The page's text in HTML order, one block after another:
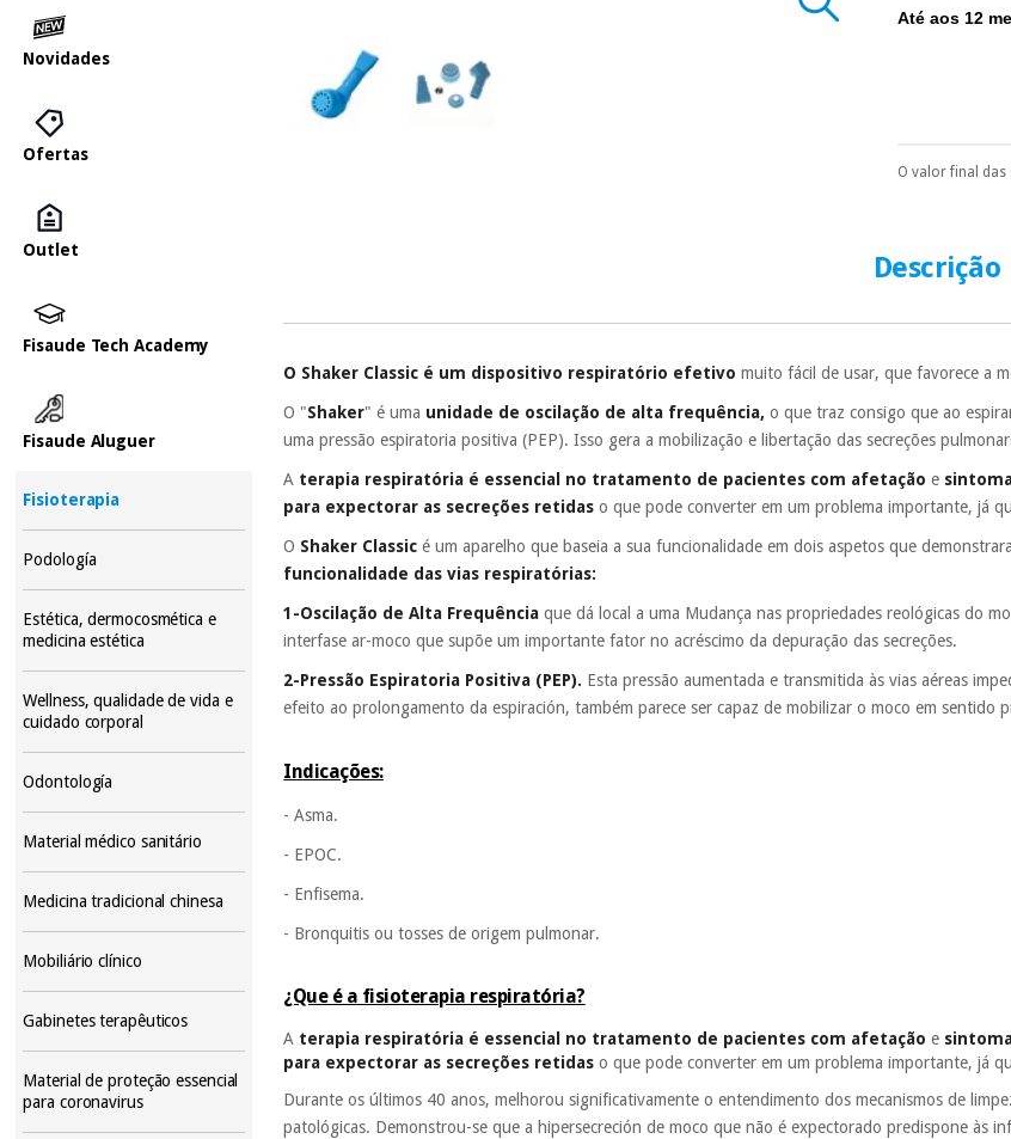
Novidades
Ofertas
Outlet
Fisaude Tech Academy
Fisaude Aluguer
Fisioterapia
Podología
Estética, dermocosmética e
medicina estética
Wellness, qualidade de vida e
cuidado corporal
Odontología
Material médico sanitário
Medicina tradicional chinesa
Mobiliário clínico
Gabinetes terapêuticos
Material de proteção essencial
para coronavirus
Até aos 12
Pode
É
sem
Os
O valor final
Descrição
O Shaker Classic é um dispositivo respiratório efetivomuito fácil de usar, que favorece a
O "Shaker" é uma unidade de oscilação de alta frequência, o que traz consigo que ao
uma pressão espiratoria positiva (PEP). Isso gera a mobilização e libertação das secreções
A terapia respiratória é essencial no tratamento de pacientes com afetação e
para expectorar as secreções retidas o que pode converter em um problema importante, já
O Shaker Classicé um aparelho que baseia a sua funcionalidade em dois aspetos que
funcionalidade das vias respiratórias:
1-Oscilação de Alta Frequência que dá local a uma Mudança nas propriedades reológicas do
interfase ar-moco que supõe um importante fator no acréscimo da depuração das secreções.
2-Pressão Espiratoria Positiva (PEP). Esta pressão aumentada e transmitida às vias aéreas
efeito ao prolongamento da espiración, também parece ser capaz de mobilizar o moco em sentido
Indicações:
- Asma.
- EPOC.
- Enfisema.
- Bronquitis ou tosses de origem pulmonar.
¿Que é a fisioterapia respiratória?
A terapia respiratória é essencial no tratamento de pacientes com afetação e
para expectorar as secreções retidas o que pode converter em um problema importante, já
Durante os últimos 40 anos, melhorou significativamente o entendimento dos mecanismos de
patológicas. Demonstrou-se que a hipersecreción de moco que não é expectorado predispone às